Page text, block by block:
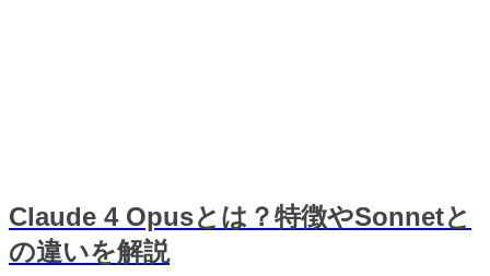
Claude 4 Opusとは？特徴やSonnetと
の違いを解説